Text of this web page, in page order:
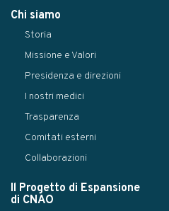
Chi siamo
Storia
Missione e Valori
Presidenza e direzioni
I nostri medici
Trasparenza
Comitati esterni
Collaborazioni
Il Progetto di Espansione
di CNAO